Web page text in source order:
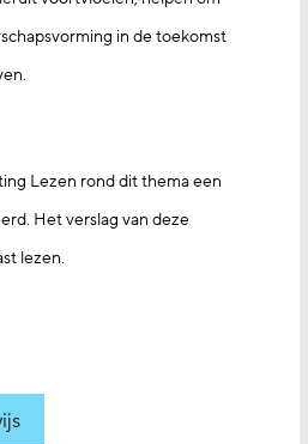
in de toekomst
Lezen rond dit thema een
Het verslag van deze
lezen.